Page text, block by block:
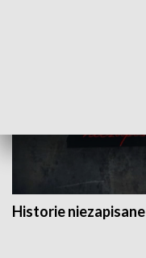
Historie niezapisane